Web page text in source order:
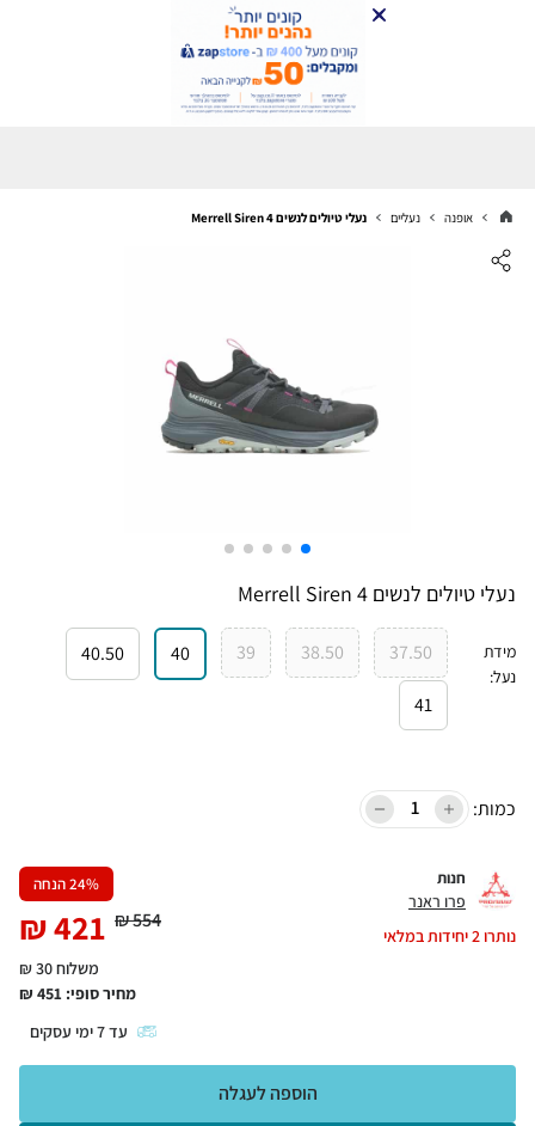
אופנה נעליים נעלי טיולים לנשים Merrell Siren 4
נעלי טיולים לנשים Merrell Siren 4
מידת
נעל:
37.50
38.50
39
40
40.50
41
כמות:
חנות
פרו ראנר
נותרו2יחידות במלאי
24% הנחה
554
₪
421
₪
משלוח 30 ₪
מחיר סופי: 451
₪
עד7ימי עסקים
הוספה לעגלה